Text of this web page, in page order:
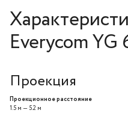
Everycom YG
Проекция
Проекционное расстояние
1.5 м — 5.2 м